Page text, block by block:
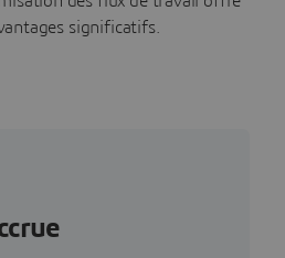
significatifs.